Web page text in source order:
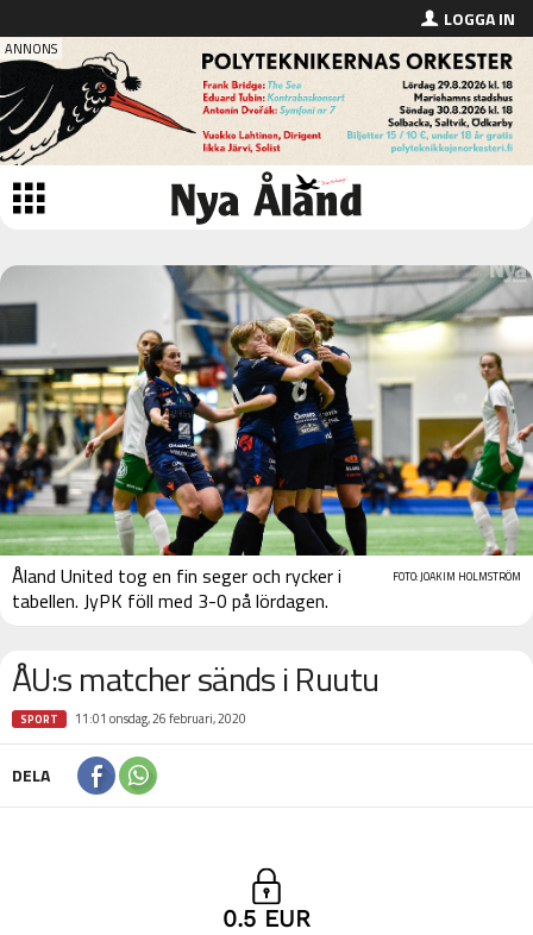
LOGGA IN
FOTO: JOAKIM HOLMSTRÖM
Åland United tog en fin seger och rycker i
tabellen. JyPK föll med 3-0 på lördagen.
ÅU:s matcher sänds i Ruutu
SPORT 11:01 onsdag, 26 februari, 2020
DELA